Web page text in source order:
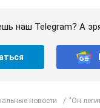
наш Telegram? А
новости "Он